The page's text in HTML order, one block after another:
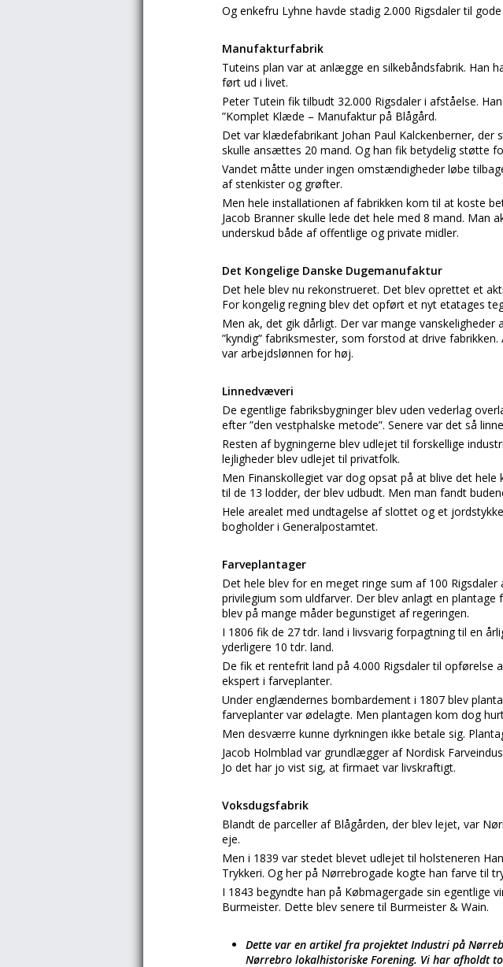
Og enkefru Lyhne havde stadig 2.000 Rigsdaler til
Manufakturfabrik
Tuteins plan var at anlægge en silkebåndsfabrik. Han
ført ud i livet.
Peter Tutein fik tilbudt 32.000 Rigsdaler i afståelse.
”Komplet Klæde – Manufaktur på Blågård.
Det var klædefabrikant Johan Paul Kalckenberner, der
skulle ansættes 20 mand. Og han fik betydelig støtte
Vandet måtte under ingen omstændigheder løbe
af stenkister og grøfter.
Men hele installationen af fabrikken kom til at koste
Jacob Branner skulle lede det hele med 8 mand.
underskud både af offentlige og private midler.
Det Kongelige Danske Dugemanufaktur
Det hele blev nu rekonstrueret. Det blev oprettet et
For kongelig regning blev det opført et nyt etatages
Men ak, det gik dårligt. Der var mange
”kyndig” fabriksmester, som forstod at drive
var arbejdslønnen for høj.
Linnedvæveri
De egentlige fabriksbygninger blev uden vederlag
efter ”den vestphalske metode”. Senere var det så
Resten af bygningerne blev udlejet til forskellige
lejligheder blev udlejet til privatfolk.
Men Finanskollegiet var dog opsat på at blive det
til de 13 lodder, der blev udbudt. Men man fandt
Hele arealet med undtagelse af slottet og et
bogholder i Generalpostamtet.
Farveplantager
Det hele blev for en meget ringe sum af 100
privilegium som uldfarver. Der blev anlagt en
blev på mange måder begunstiget af regeringen.
I 1806 fik de 27 tdr. land i livsvarig forpagtning til en
yderligere 10 tdr. land.
De fik et rentefrit land på 4.000 Rigsdaler til opførelse
ekspert i farveplanter.
Under englændernes bombardement i 1807 blev
farveplanter var ødelagte. Men plantagen kom dog
Men desværre kunne dyrkningen ikke betale sig.
Jacob Holmblad var grundlægger af Nordisk
Jo det har jo vist sig, at firmaet var livskraftigt.
Voksdugsfabrik
Blandt de parceller af Blågården, der blev lejet, var
eje.
Men i 1839 var stedet blevet udlejet til holsteneren
Trykkeri. Og her på Nørrebrogade kogte han farve til
I 1843 begyndte han på Købmagergade sin egentlige
Burmeister. Dette blev senere til Burmeister & Wain.
Dette var en artikel fra projektet Industri på
Nørrebro lokalhistoriske Forening. Vi har afholdt